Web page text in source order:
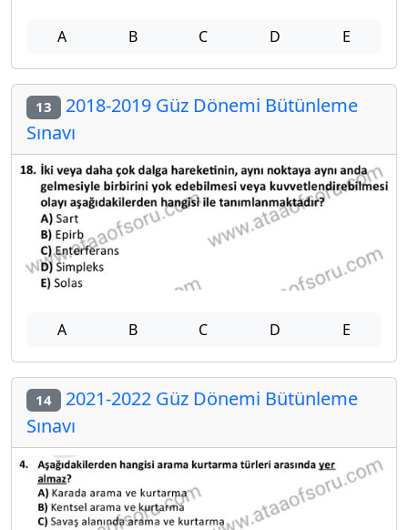
A B C D E
13 2018-2019 Güz Dönemi Bütünleme
Sınavı
A B C D E
14 2021-2022 Güz Dönemi Bütünleme
Sınavı